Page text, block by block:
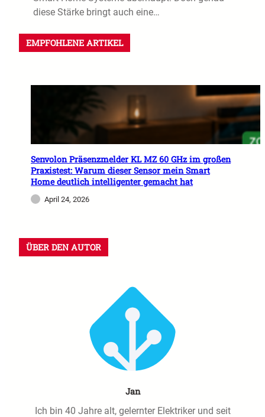
diese Stärke bringt auch eine…
EMPFOHLENE ARTIKEL
Senvolon Präsenzmelder KL MZ 60 GHz im großen
Praxistest: Warum dieser Sensor mein Smart
Home deutlich intelligenter gemacht hat
April 24, 2026
ÜBER DEN AUTOR
Jan
Ich bin 40 Jahre alt, gelernter Elektriker und seit